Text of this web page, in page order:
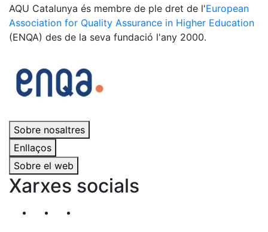
AQU Catalunya és membre de ple dret de l'European
Association for Quality Assurance in Higher Education
(ENQA) des de la seva fundació l'any 2000.
Sobre nosaltres
Enllaços
Sobre el web
Xarxes socials
Segueix-nos al nostre canal de Twitter